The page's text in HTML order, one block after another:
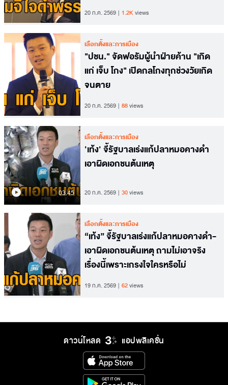
20 ก.ค. 2569 1.2Kviews
เลือกตั้งและการเมือง
"ปชน." จัดฟอรัมผู้นำฝ่ายค้าน "เกิด
แก่ เจ็บ โกง" เปิดกลโกงทุกช่วงวัยเกิด
จนตาย
20 ก.ค. 2569 88views
03.45
เลือกตั้งและการเมือง
'เท้ง' จี้รัฐบาลเร่งแก้ปลาหมอคางดำ
เอาผิดเอกชนต้นเหตุ
20 ก.ค. 2569 30views
เลือกตั้งและการเมือง
“เท้ง” จี้รัฐบาลเร่งแก้ปลาหมอคางดำ-
เอาผิดเอกชนต้นเหตุ ถามไม่เอาจริง
เรื่องนี้เพราะเกรงใจใครหรือไม่
19 ก.ค. 2569 62views
ดาวน์โหลด แอปพลิเคชั่น